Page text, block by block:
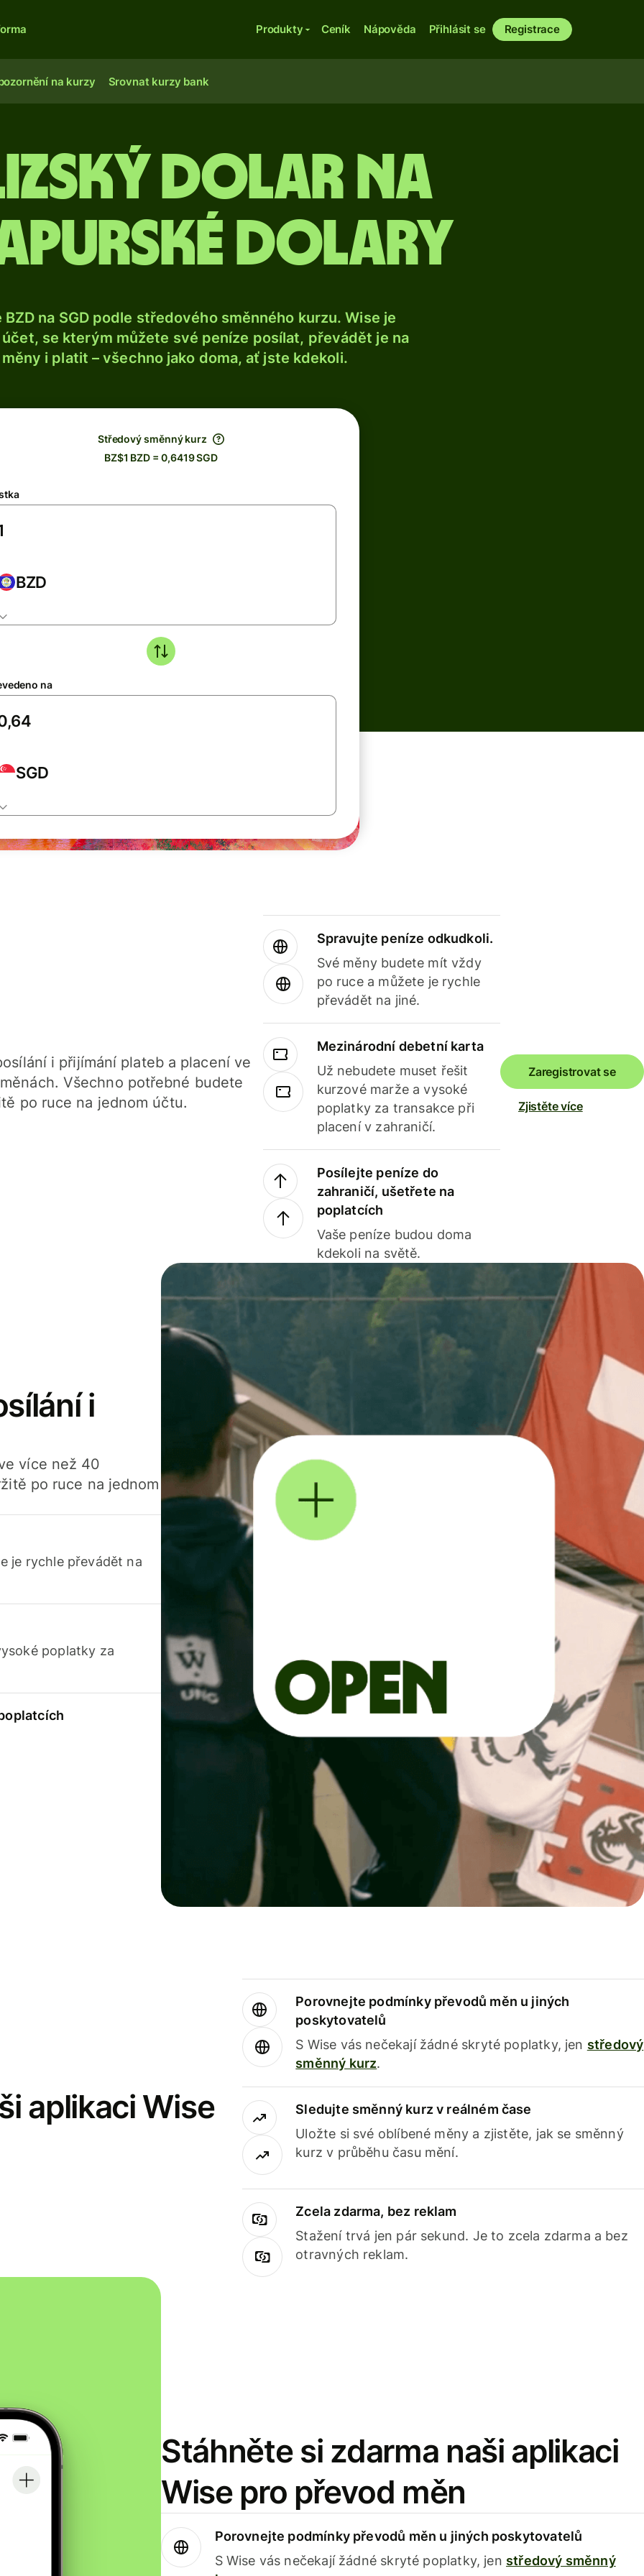
Produkty Ceník Nápověda Přihlásit se Registrace
na kurzy Srovnat kurzy bank
dolar na
dolary
na SGD podle středového směnného kurzu. Wise je
se kterým můžete své peníze posílat, převádět je na
i platit – všechno jako doma, ať jste kdekoli.
Středový směnný kurz
BZ$1 BZD = 0,6419 SGD
BZD
na
SGD
i přijímání plateb a placení ve
Všechno potřebné budete
po ruce na jednom účtu.
Spravujte peníze odkudkoli.
Své měny budete mít vždy
po ruce a můžete je rychle
převádět na jiné.
Mezinárodní debetní karta
Už nebudete muset řešit
kurzové marže a vysoké
poplatky za transakce při
placení v zahraničí.
Posílejte peníze do
zahraničí, ušetřete na
poplatcích
Vaše peníze budou doma
kdekoli na světě.
Zaregistrovat se
Zjistěte více
i
více než 40
po ruce na jednom
je rychle převádět na
poplatky za
aplikaci Wise
Porovnejte podmínky převodů měn u jiných
poskytovatelů
S Wise vás nečekají žádné skryté poplatky, jen středový
směnný kurz.
Sledujte směnný kurz v reálném čase
Uložte si své oblíbené měny a zjistěte, jak se směnný
kurz v průběhu času mění.
Zcela zdarma, bez reklam
Stažení trvá jen pár sekund. Je to zcela zdarma a bez
otravných reklam.
Stáhněte si zdarma naši aplikaci
Wise pro převod měn
Porovnejte podmínky převodů měn u jiných poskytovatelů
S Wise vás nečekají žádné skryté poplatky, jen středový směnný